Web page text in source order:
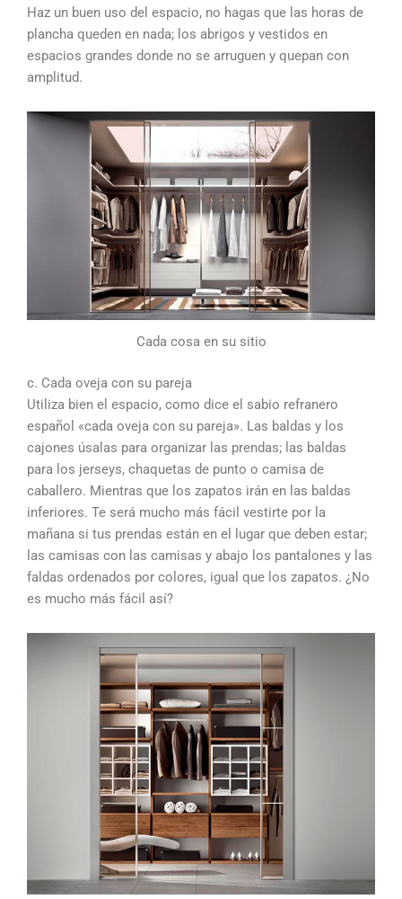
Haz un buen uso del espacio, no hagas que las horas de
plancha queden en nada; los abrigos y vestidos en
espacios grandes donde no se arruguen y quepan con
amplitud.
Cada cosa en su sitio
c. Cada oveja con su pareja
Utiliza bien el espacio, como dice el sabio refranero
español «cada oveja con su pareja». Las baldas y los
cajones úsalas para organizar las prendas; las baldas
para los jerseys, chaquetas de punto o camisa de
caballero. Mientras que los zapatos irán en las baldas
inferiores. Te será mucho más fácil vestirte por la
mañana si tus prendas están en el lugar que deben estar;
las camisas con las camisas y abajo los pantalones y las
faldas ordenados por colores, igual que los zapatos. ¿No
es mucho más fácil así?